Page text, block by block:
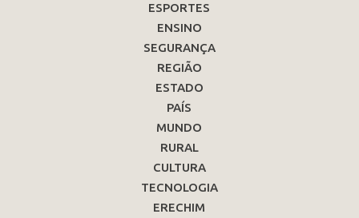
ESPORTES
ENSINO
SEGURANÇA
REGIÃO
ESTADO
PAÍS
MUNDO
RURAL
CULTURA
TECNOLOGIA
ERECHIM